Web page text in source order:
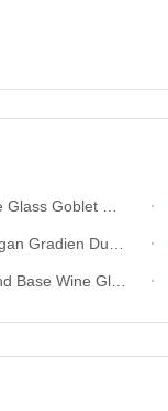
Untuk Makan Yang Elegan
Koktail 400ml & Dekorasi Rumah
Untuk Makan Elegan Dan Acara Khusus